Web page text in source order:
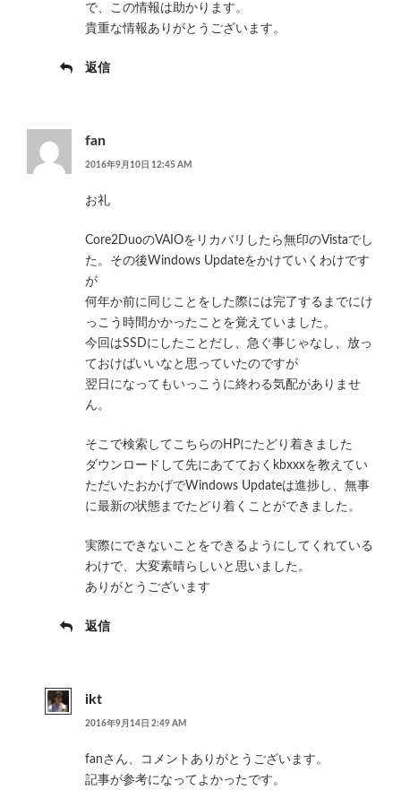
で、この情報は助かります。
貴重な情報ありがとうございます。
返信
fan
2016年9月10日 12:45 AM
お礼
Core2DuoのVAIOをリカバリしたら無印のVistaでし
た。その後Windows Updateをかけていくわけです
が
何年か前に同じことをした際には完了するまでにけ
っこう時間かかったことを覚えていました。
今回はSSDにしたことだし、急ぐ事じゃなし、放っ
ておけばいいなと思っていたのですが
翌日になってもいっこうに終わる気配がありませ
ん。
そこで検索してこちらのHPにたどり着きました
ダウンロードして先にあてておくkbxxxを教えてい
ただいたおかげでWindows Updateは進捗し、無事
に最新の状態までたどり着くことができました。
実際にできないことをできるようにしてくれている
わけで、大変素晴らしいと思いました。
ありがとうございます
返信
ikt
2016年9月14日 2:49 AM
fanさん、コメントありがとうございます。
記事が参考になってよかったです。